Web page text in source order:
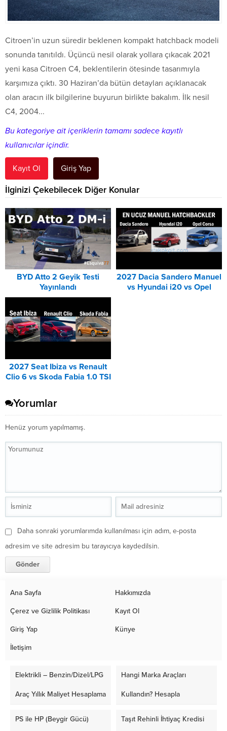
Citroen’in uzun süredir beklenen kompakt hatchback modeli
sonunda tanıtıldı. Üçüncü nesil olarak yollara çıkacak 2021
yeni kasa Citroen C4, beklentilerin ötesinde tasarımıyla
karşımıza çıktı. 30 Haziran’da bütün detayları açıklanacak
olan aracın ilk bilgilerine buyurun birlikte bakalım. İlk nesil
C4, 2004...
Bu kategoriye ait içeriklerin tamamı sadece kayıtlı
kullanıcılar içindir.
Kayıt Ol Giriş Yap
İlginizi Çekebilecek Diğer Konular
BYD Atto 2 Geyik Testi
Yayınlandı
2027 Dacia Sandero Manuel
vs Hyundai i20 vs Opel
2027 Seat Ibiza vs Renault
Clio 6 vs Skoda Fabia 1.0 TSI
Yorumlar
Henüz yorum yapılmamış.
Daha sonraki yorumlarımda kullanılması için adım, e-posta
adresim ve site adresim bu tarayıcıya kaydedilsin.
Ana Sayfa Hakkımızda
Çerez ve Gizlilik Politikası Kayıt Ol
Giriş Yap Künye
İletişim
Elektrikli – Benzin/Dizel/LPG
Araç Yıllık Maliyet Hesaplama
Hangi Marka Araçları
Kullandın? Hesapla
PS ile HP (Beygir Gücü) Taşıt Rehinli İhtiyaç Kredisi